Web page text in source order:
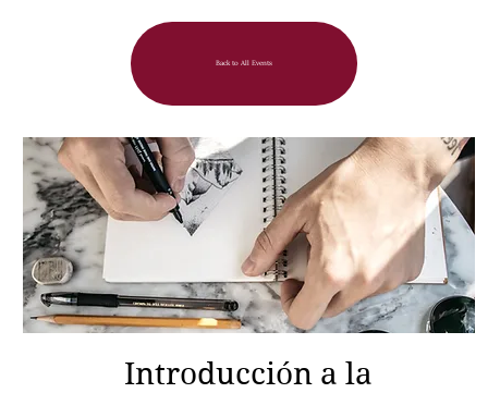
Back to All Events
Introducción a la